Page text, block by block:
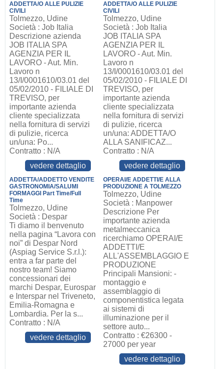
ADDETTA/O ALLE PULIZIE
CIVILI
Tolmezzo, Udine
Società : Job Italia
Descrizione azienda
JOB ITALIA SPA
AGENZIA PER IL
LAVORO - Aut. Min.
Lavoro n
13/I/0001610/03.01 del
05/02/2010 - FILIALE DI
TREVISO, per
importante azienda
cliente specializzata
nella fornitura di servizi
di pulizie, ricerca
un/una: Po...
Contratto : N/A
vedere dettaglio
ADDETTA/O ALLE PULIZIE
CIVILI
Tolmezzo, Udine
Società : Job Italia
JOB ITALIA SPA
AGENZIA PER IL
LAVORO - Aut. Min.
Lavoro n
13/I/0001610/03.01 del
05/02/2010 - FILIALE DI
TREVISO, per
importante azienda
cliente specializzata
nella fornitura di servizi
di pulizie, ricerca
un/una: ADDETTA/O
ALLA SANIFICAZ...
Contratto : N/A
vedere dettaglio
ADDETTA/ADDETTO VENDITE
GASTRONOMIA/SALUMI
FORMAGGI Part Time/Full
Time
Tolmezzo, Udine
Società : Despar
Ti diamo il benvenuto
nella pagina “Lavora con
noi” di Despar Nord
(Aspiag Service S.r.l.):
entra a far parte del
nostro team! Siamo
concessionari dei
marchi Despar, Eurospar
e Interspar nel Triveneto,
Emilia-Romagna e
Lombardia. Per la s...
Contratto : N/A
vedere dettaglio
OPERAI/E ADDETTI/E ALLA
PRODUZIONE A TOLMEZZO
Tolmezzo, Udine
Società : Manpower
Descrizione Per
importante azienda
metalmeccanica
ricerchiamo OPERAI/E
ADDETTI/E
ALL'ASSEMBLAGGIO E
PRODUZIONE
Principali Mansioni: -
montaggio e
assemblaggio di
componentistica legata
ai sistemi di
illuminazione per il
settore auto...
Contratto : €26300 -
27000 per year
vedere dettaglio